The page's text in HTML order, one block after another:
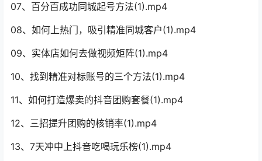
07、百分百成功同城起号方法(1).mp4
08、如何上热门，吸引精准同城客户(1).mp4
09、实体店如何去做视频矩阵(1).mp4
10、找到精准对标账号的三个方法(1).mp4
11、如何打造爆卖的抖音团购套餐(1).mp4
12、三招提升团购的核销率(1).mp4
13、7天冲中上抖音吃喝玩乐榜(1).mp4